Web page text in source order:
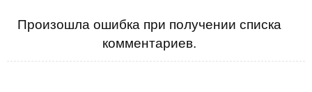
Произошла ошибка при получении списка
комментариев.